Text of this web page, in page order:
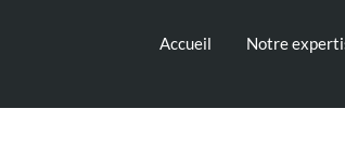
Accueil Notre